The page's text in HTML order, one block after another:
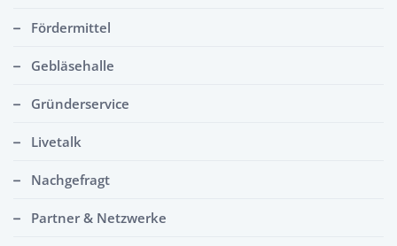
Fördermittel
Gebläsehalle
Gründerservice
Livetalk
Nachgefragt
Partner & Netzwerke